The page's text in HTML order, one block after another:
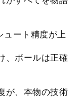
ュート精度が上
、ボールは正確
が、本物の技術